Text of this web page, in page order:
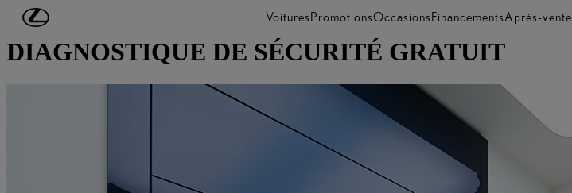
Passer au contenu principal VoituresPromotionsOccasionsFinancementsAprès-vente
DIAGNOSTIQUE DE SÉCURITÉ GRATUIT